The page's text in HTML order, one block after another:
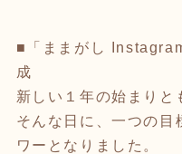
■「ままがし
成
新しい１年の始まりと
そんな日に、一つの目
ワーとなりました。